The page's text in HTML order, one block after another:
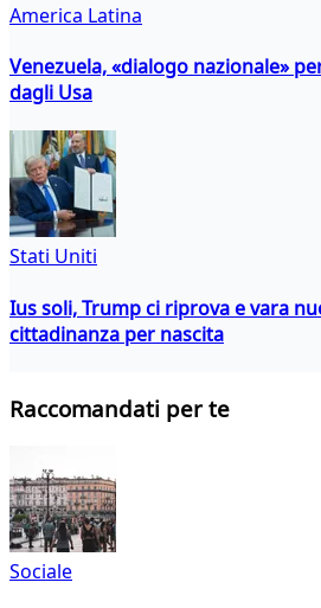
America Latina
Venezuela, «dialogo nazionale»
dagli Usa
Stati Uniti
Ius soli, Trump ci riprova e vara
cittadinanza per nascita
Raccomandati per te
Sociale